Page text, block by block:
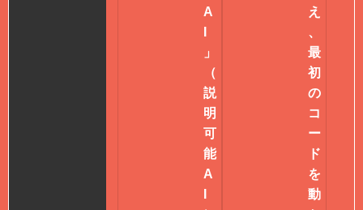
A
」
（
説
明
可
能
A
え
、
最
初
の
コ
ー
ド
を
動